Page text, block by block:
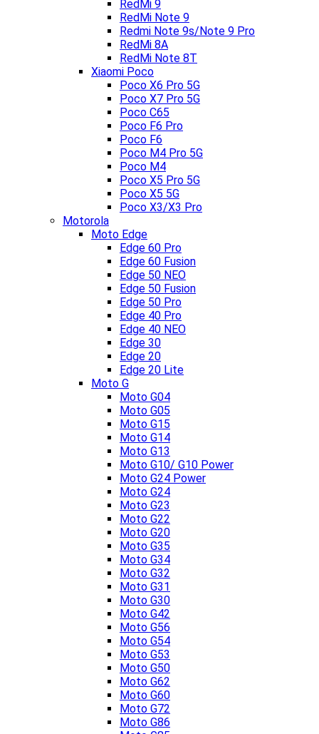
RedMi 9
RedMi Note 9
Redmi Note 9s/Note 9 Pro
RedMi 8A
RedMi Note 8T
Xiaomi Poco
Poco X6 Pro 5G
Poco X7 Pro 5G
Poco C65
Poco F6 Pro
Poco F6
Poco M4 Pro 5G
Poco M4
Poco X5 Pro 5G
Poco X5 5G
Poco X3/X3 Pro
Motorola
Moto Edge
Edge 60 Pro
Edge 60 Fusion
Edge 50 NEO
Edge 50 Fusion
Edge 50 Pro
Edge 40 Pro
Edge 40 NEO
Edge 30
Edge 20
Edge 20 Lite
Moto G
Moto G04
Moto G05
Moto G15
Moto G14
Moto G13
Moto G10/ G10 Power
Moto G24 Power
Moto G24
Moto G23
Moto G22
Moto G20
Moto G35
Moto G34
Moto G32
Moto G31
Moto G30
Moto G42
Moto G56
Moto G54
Moto G53
Moto G50
Moto G62
Moto G60
Moto G72
Moto G86